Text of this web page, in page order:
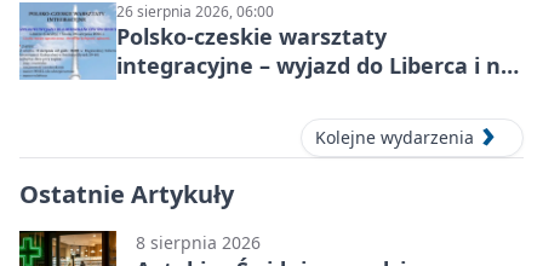
26 sierpnia 2026, 06:00
Polsko-czeskie warsztaty
integracyjne – wyjazd do Liberca i na
Kolejne wydarzenia
Ostatnie Artykuły
8 sierpnia 2026